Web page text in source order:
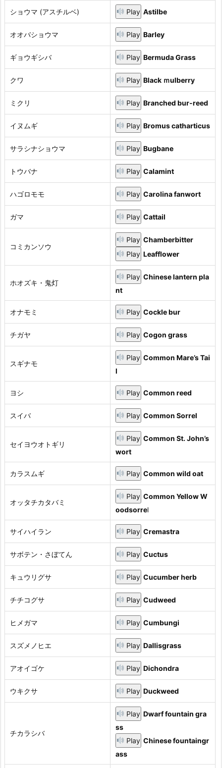
ショウマ (アスチルベ) Play Astilbe
オオバショウマ Play Barley
ギョウギシバ Play Bermuda Grass
クワ Play Black ｍulberry
ミクリ Play Branched bur-reed
イヌムギ Play Bromus catharticus
サラシナショウマ Play Bugbane
トウバナ Play Calamint
ハゴロモモ Play Carolina fanwort
ガマ Play Cattail
コミカンソウ
Play Chamberbitter
Play Leafflower
ホオズキ・鬼灯
Play Chinese lantern pla
nt
オナモミ Play Cockle bur
チガヤ Play Cogon grass
スギナモ
Play Common Mare’s Tai
l
ヨシ Play Common reed
スイバ Play Common Sorrel
セイヨウオトギリ
Play Common St. John’s
wort
カラスムギ Play Common wild oat
オッタチカタバミ
Play Common Yellow W
oodsorrel
サイハイラン Play Cremastra
サボテン・さぼてん Play Cuctus
キュウリグサ Play Cucumber herb
チチコグサ Play Cudweed
ヒメガマ Play Cumbungi
スズメノヒエ Play Dallisgrass
アオイゴケ Play Dichondra
ウキクサ Play Duckweed
チカラシバ
Play Dwarf fountain gra
ss
Play Chinese fountaingr
ass